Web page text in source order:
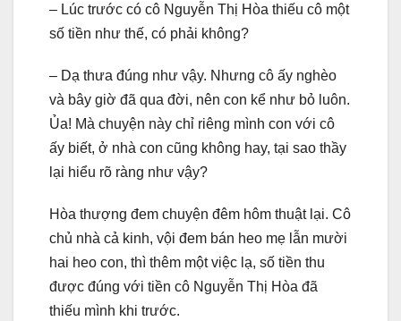
– Lúc trước có cô Nguyễn Thị Hòa thiếu cô một
số tiền như thế, có phải không?
– Dạ thưa đúng như vậy. Nhưng cô ấy nghèo
và bây giờ đã qua đời, nên con kể như bỏ luôn.
Ủa! Mà chuyện này chỉ riêng mình con với cô
ấy biết, ở nhà con cũng không hay, tại sao thầy
lại hiểu rõ ràng như vậy?
Hòa thượng đem chuyện đêm hôm thuật lại. Cô
chủ nhà cả kinh, vội đem bán heo mẹ lẫn mười
hai heo con, thì thêm một việc lạ, số tiền thu
được đúng với tiền cô Nguyễn Thị Hòa đã
thiếu mình khi trước.